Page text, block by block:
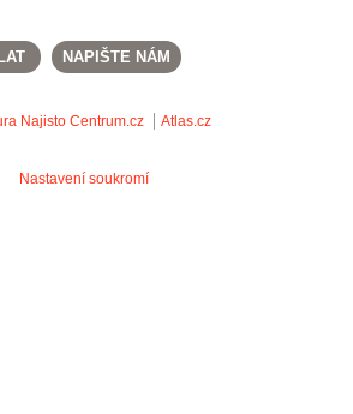
NAPIŠTE NÁM
Najisto Centrum.cz Atlas.cz
Nastavení soukromí